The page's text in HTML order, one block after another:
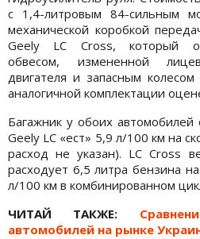
с 1,4-литровым 84-сильным
механической коробкой
Geely LC Cross, который
обвесом, измененной
двигателя и запасным
аналогичной комплектации
Багажник у обоих
Geely LC «ест» 5,9 л/100 км на
расход не указан). LC Cross
расходует 6,5 литра бензина
л/100 км в комбинированном
ЧИТАЙ ТАКЖЕ:
автомобилей на рынке